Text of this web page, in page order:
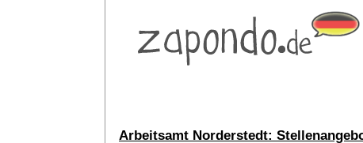
Arbeitsamt Norderstedt: